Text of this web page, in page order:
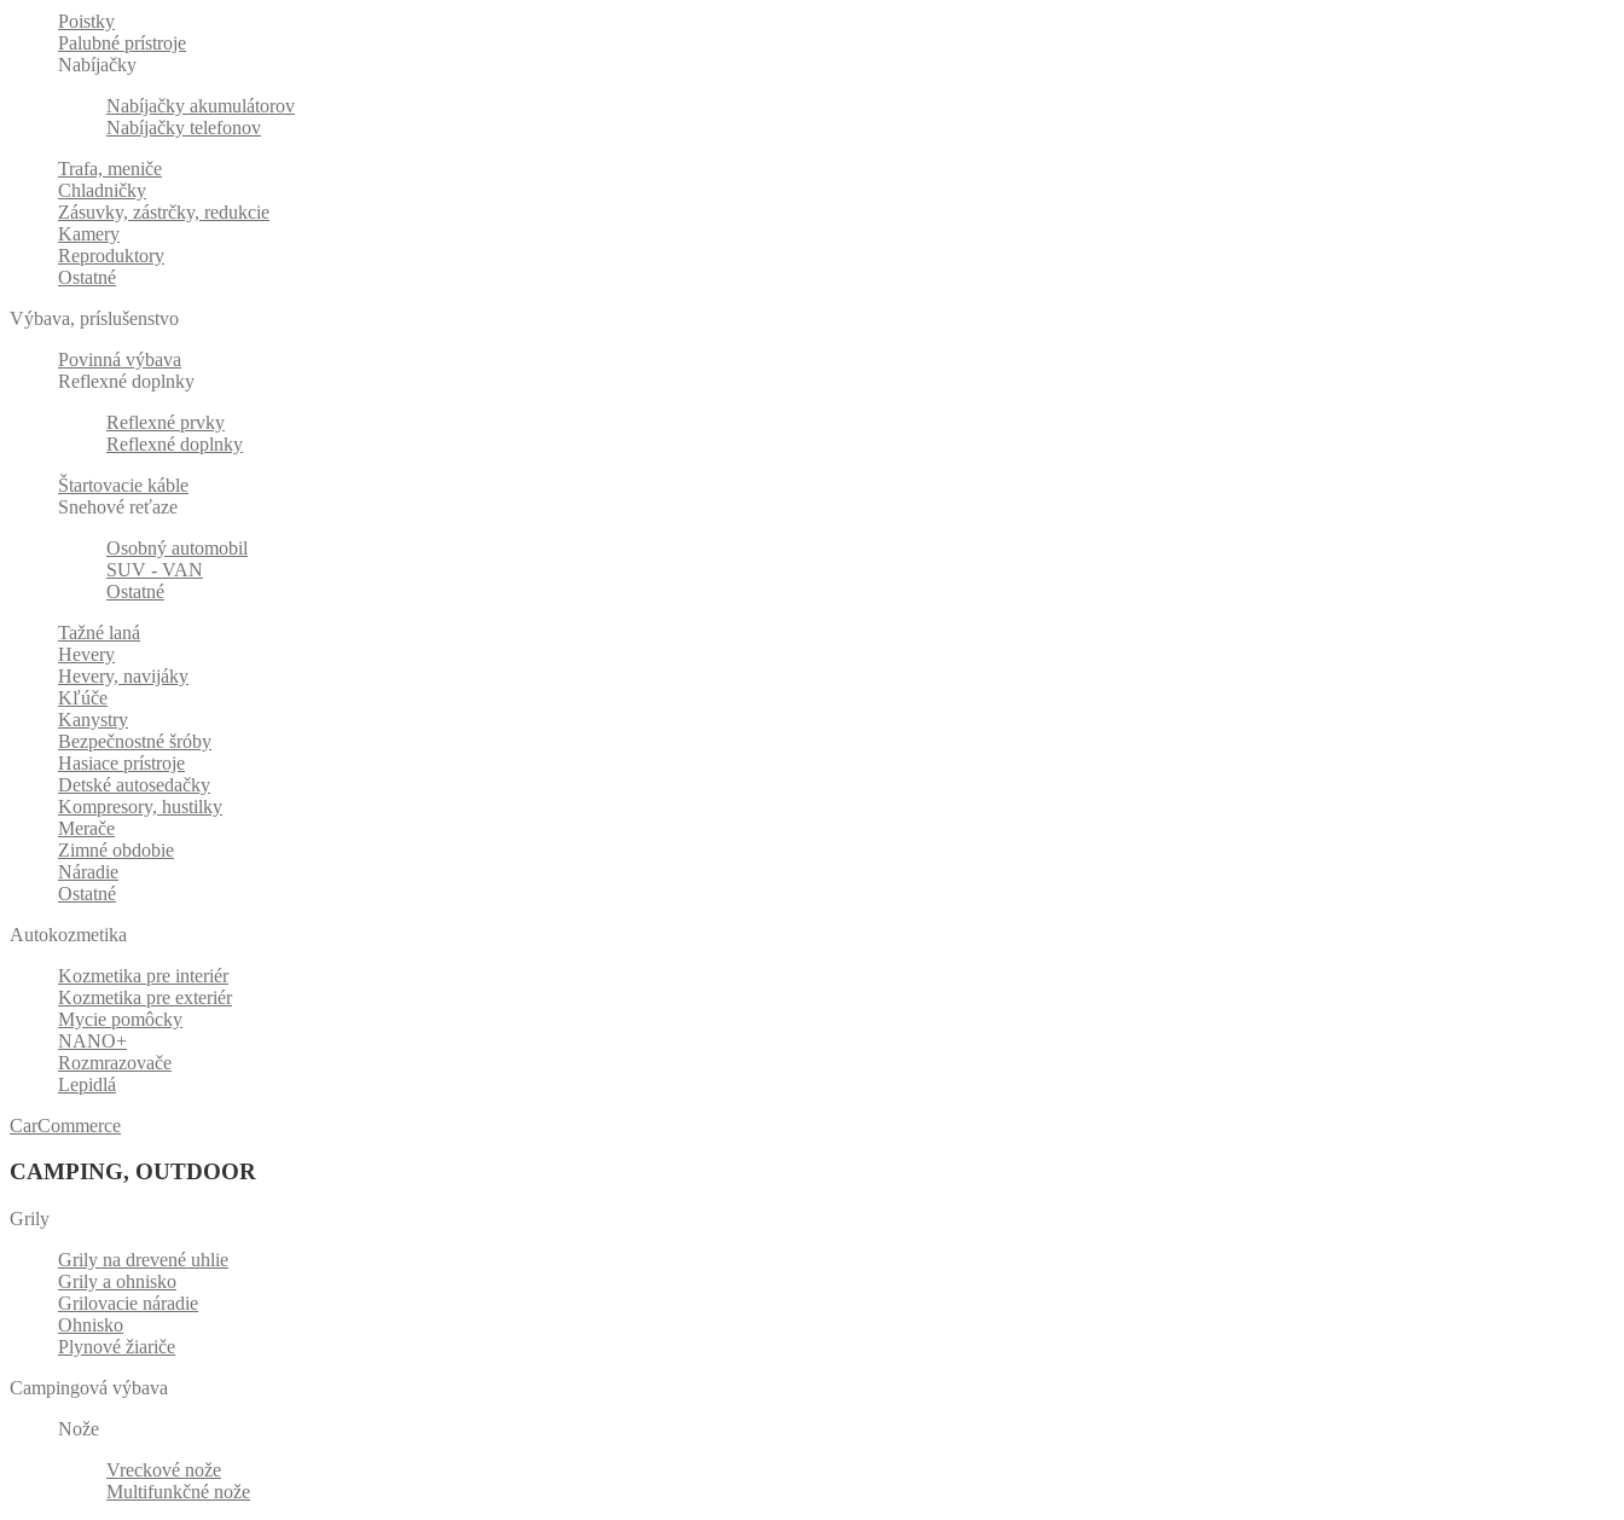
Poistky
Palubné prístroje
Nabíjačky
Nabíjačky akumulátorov
Nabíjačky telefonov
Trafa, meniče
Chladničky
Zásuvky, zástrčky, redukcie
Kamery
Reproduktory
Ostatné
Výbava, príslušenstvo
Povinná výbava
Reflexné doplnky
Reflexné prvky
Reflexné doplnky
Štartovacie káble
Snehové reťaze
Osobný automobil
SUV - VAN
Ostatné
Tažné laná
Hevery
Hevery, navijáky
Kľúče
Kanystry
Bezpečnostné šróby
Hasiace prístroje
Detské autosedačky
Kompresory, hustilky
Merače
Zimné obdobie
Náradie
Ostatné
Autokozmetika
Kozmetika pre interiér
Kozmetika pre exteriér
Mycie pomôcky
NANO+
Rozmrazovače
Lepidlá
CarCommerce
CAMPING, OUTDOOR
Grily
Grily na drevené uhlie
Grily a ohnisko
Grilovacie náradie
Ohnisko
Plynové žiariče
Campingová výbava
Nože
Vreckové nože
Multifunkčné nože